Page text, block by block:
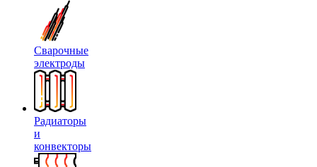
Сварочные
электроды
Радиаторы
и
конвекторы